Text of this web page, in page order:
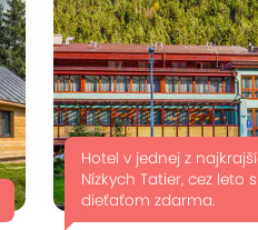
Hotel v jednej z
Nízkych Tatier, cez leto s
dieťaťom zdarma.